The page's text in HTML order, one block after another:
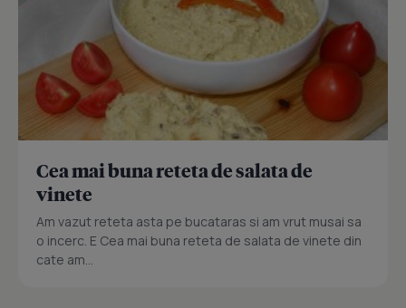
Cea mai buna reteta de salata de
vinete
Am vazut reteta asta pe bucataras si am vrut musai sa
o incerc. E Cea mai buna reteta de salata de vinete din
cate am...